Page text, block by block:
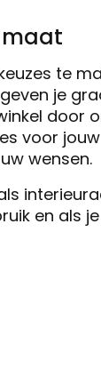
maat
te
je
door
voor
wensen.
en als